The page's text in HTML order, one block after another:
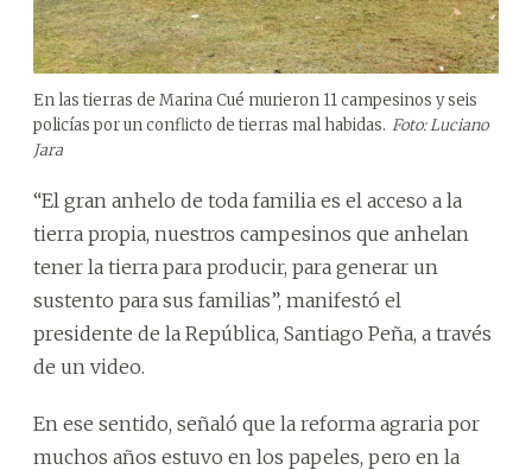
En las tierras de Marina Cué murieron 11 campesinos y seis
policías por un conflicto de tierras mal habidas. Foto: Luciano
Jara
“El gran anhelo de toda familia es el acceso a la
tierra propia, nuestros campesinos que anhelan
tener la tierra para producir, para generar un
sustento para sus familias”, manifestó el
presidente de la República, Santiago Peña, a través
de un video.
En ese sentido, señaló que la reforma agraria por
muchos años estuvo en los papeles, pero en la